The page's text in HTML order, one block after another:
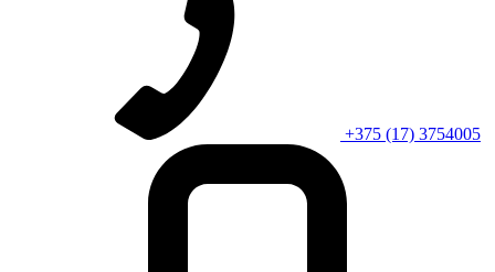
+375 (17) 3754005